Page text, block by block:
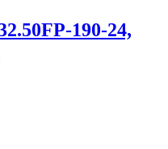
190-24,